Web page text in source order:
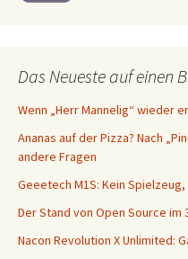
Das Neueste auf einen
Wenn „Herr Mannelig“ wieder
Ananas auf der Pizza? Nach
andere Fragen
Geeetech M1S: Kein
Der Stand von Open Source im
Nacon Revolution X Unlimited: